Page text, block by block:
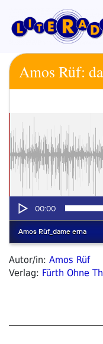
Inhalt
springen
Amos Rüf:
Autor/in: Amos Rüf
Verlag: Fürth Ohne